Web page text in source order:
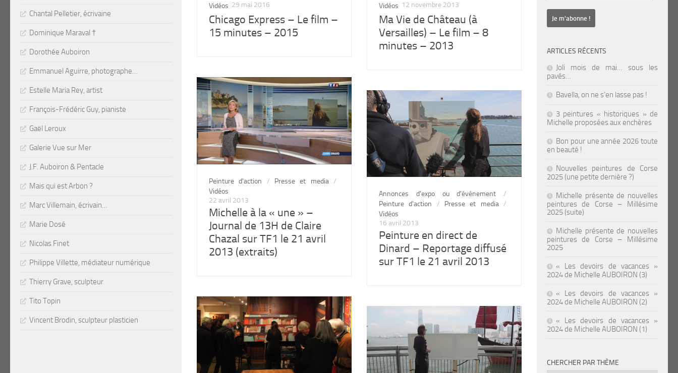
Vidéos 29 mai 2016
Chicago Express – Le film –
15 minutes – 2015
Vidéos 12 novembre 2013
Ma Vie de Château (à
Versailles) – Le film – 8
minutes – 2013
Peinture d'action / Presse et media/
Vidéos
22 avril 2013
Michelle à la « une » –
Journal de 13H de Claire
Chazal sur TF1 le 21 avril
2013 (extraits)
Annonces d'expo ou d'événement /
Peinture d'action / Presse et media/
Vidéos
16 avril 2013
Peinture en direct de
Dinard – Reportage diffusé
sur TF1 le 21 avril 2013
Chantal Pelletier, écrivaine
Dominique Maraval †
Dorothée Auboiron
Emmanuel Aguirre, photographe…
Estelle Maria Rey, artist
François-Frédéric Guy, pianiste
Gaël Leroux
Galerie Vue sur Mer
J.F. Auboiron & Pentacle
Mais qui est Arbon ?
Marc Villemain, écrivain…
Marie Dosé
Nicolas Finet
Philippe Villette, médiateur numérique
Thierry Grave, sculpteur
Tito Topin
Vincent Brodin, sculpteur plasticien
ARTICLES RÉCENTS
Joli mois de mai… sous les
pavés…
Bavella, on ne s’en lasse pas !
3 peintures « historiques » de
Michelle proposées aux enchères
Bon pour une année 2026 toute
en beauté !
Nouvelles peintures de Corse
2025 (une petite dernière ?)
Michelle présente de nouvelles
peintures de Corse – Millésime
2025 (suite)
Michelle présente de nouvelles
peintures de Corse – Millésime
2025
« Les devoirs de vacances »
2024 de Michelle AUBOIRON (3)
« Les devoirs de vacances »
2024 de Michelle AUBOIRON (2)
« Les devoirs de vacances »
2024 de Michelle AUBOIRON (1)
CHERCHER PAR THÈME